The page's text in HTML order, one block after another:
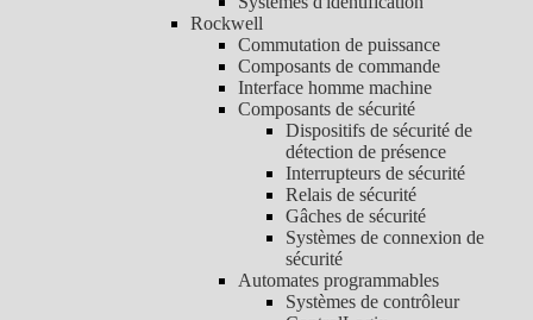
Rockwell
Commutation de puissance
Composants de commande
Interface homme machine
Composants de sécurité
Dispositifs de sécurité de
détection de présence
Interrupteurs de sécurité
Relais de sécurité
Gâches de sécurité
Systèmes de connexion de
sécurité
Automates programmables
Systèmes de contrôleur